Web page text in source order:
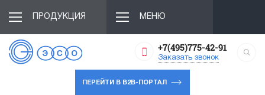
ПРОДУКЦИЯ МЕНЮ
+7(495)775-42-91
Заказать звонок
ПЕРЕЙТИ В B2B-ПОРТАЛ